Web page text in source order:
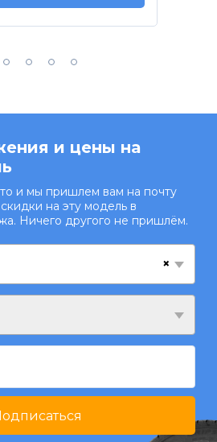
и цены на
и мы пришлем вам на почту
на эту модель в
Ничего другого не пришлём.
×